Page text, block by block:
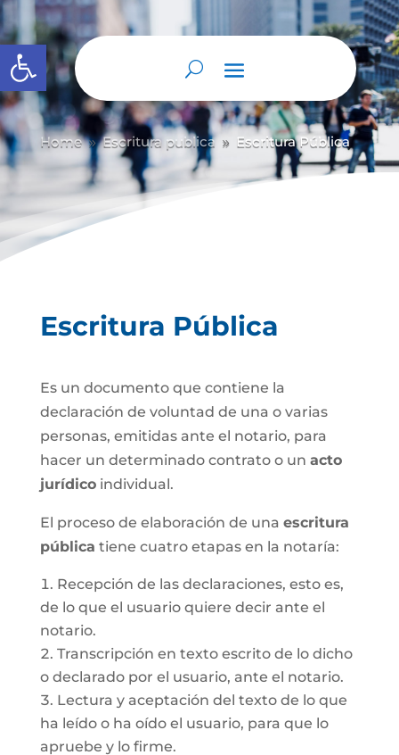
Abrir barra de herramientas
Home 9 Escritura publica 9 Escritura Pública
Escritura Pública
Es un documento que contiene la
declaración de voluntad de una o varias
personas, emitidas ante el notario, para
hacer un determinado contrato o un acto
jurídicoindividual.
El proceso de elaboración de una escritura
pública tiene cuatro etapas en la notaría:
Recepción de las declaraciones, esto es,
de lo que el usuario quiere decir ante el
notario.
Transcripción en texto escrito de lo dicho
o declarado por el usuario, ante el notario.
Lectura y aceptación del texto de lo que
ha leído o ha oído el usuario, para que lo
apruebe y lo firme.